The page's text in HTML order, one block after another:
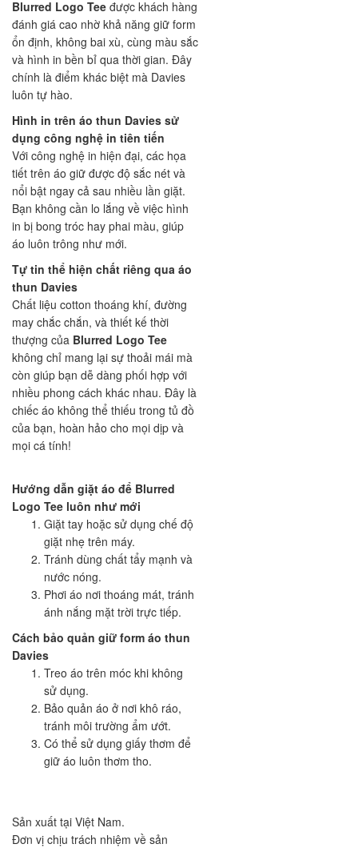
Blurred Logo Tee được khách hàng
đánh giá cao nhờ khả năng giữ form
ổn định, không bai xù, cùng màu sắc
và hình in bền bỉ qua thời gian. Đây
chính là điểm khác biệt mà Davies
luôn tự hào.
Hình in trên áo thun Davies sử
dụng công nghệ in tiên tiến
Với công nghệ in hiện đại, các họa
tiết trên áo giữ được độ sắc nét và
nổi bật ngay cả sau nhiều lần giặt.
Bạn không cần lo lắng về việc hình
in bị bong tróc hay phai màu, giúp
áo luôn trông như mới.
Tự tin thể hiện chất riêng qua áo
thun Davies
Chất liệu cotton thoáng khí, đường
may chắc chắn, và thiết kế thời
thượng của Blurred Logo Tee
không chỉ mang lại sự thoải mái mà
còn giúp bạn dễ dàng phối hợp với
nhiều phong cách khác nhau. Đây là
chiếc áo không thể thiếu trong tủ đồ
của bạn, hoàn hảo cho mọi dịp và
mọi cá tính!
Hướng dẫn giặt áo để Blurred
Logo Tee luôn như mới
Giặt tay hoặc sử dụng chế độ
giặt nhẹ trên máy.
Tránh dùng chất tẩy mạnh và
nước nóng.
Phơi áo nơi thoáng mát, tránh
ánh nắng mặt trời trực tiếp.
Cách bảo quản giữ form áo thun
Davies
Treo áo trên móc khi không
sử dụng.
Bảo quản áo ở nơi khô ráo,
tránh môi trường ẩm ướt.
Có thể sử dụng giấy thơm để
giữ áo luôn thơm tho.
Sản xuất tại Việt Nam.
Đơn vị chịu trách nhiệm về sản